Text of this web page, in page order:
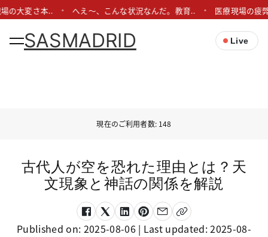
の大変さ本.. へえ〜、こんな状況なんだ。教育.. 医療現場の疲
SASMADRID Live
現在のご利用者数: 148
古代人が空を恐れた理由とは？天
文現象と神話の関係を解説
Published on: 2025-08-06| Last updated:2025-08-